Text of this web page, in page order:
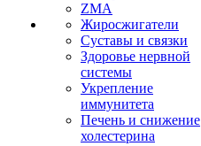
ZMA
Жиросжигатели
Суставы и связки
Здоровье нервной
системы
Укрепление
иммунитета
Печень и снижение
холестерина